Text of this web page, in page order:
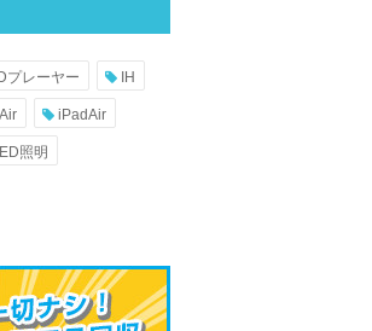
プレーヤー IH
iPadAir
照明